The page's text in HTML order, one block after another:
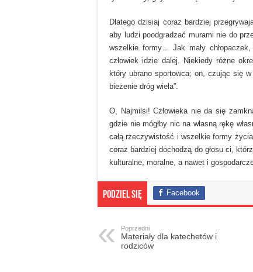
Dlatego dzisiaj coraz bardziej
aby ludzi poodgradzać murami nie do
wszelkie formy… Jak mały
człowiek idzie dalej. Niekiedy różne
który ubrano sportowca; on, czując się
bieżenie dróg wiela”.
O, Najmilsi! Człowieka nie da się
gdzie nie mógłby nic na własną rękę
całą rzeczywistość i wszelkie formy
coraz bardziej dochodzą do głosu ci,
kulturalne, moralne, a nawet i
Podziel się Facebook
Poprzedni
Materiały dla katechetów i
rodziców